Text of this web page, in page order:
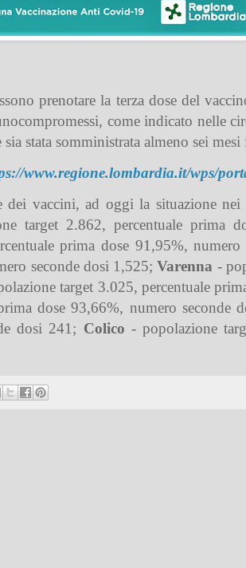
prenotare la terza dose del
come indicato nelle
stata somministrata almeno sei mesi
www.regione.lombardia.it/wps/
dei vaccini, ad oggi la situazione
target 2.862, percentuale prima
prima dose 91,95%, numero
seconde dosi 1,525;Varenna -
target 3.025, percentuale
dose 93,66%, numero seconde
dosi 241; Colico - popolazione